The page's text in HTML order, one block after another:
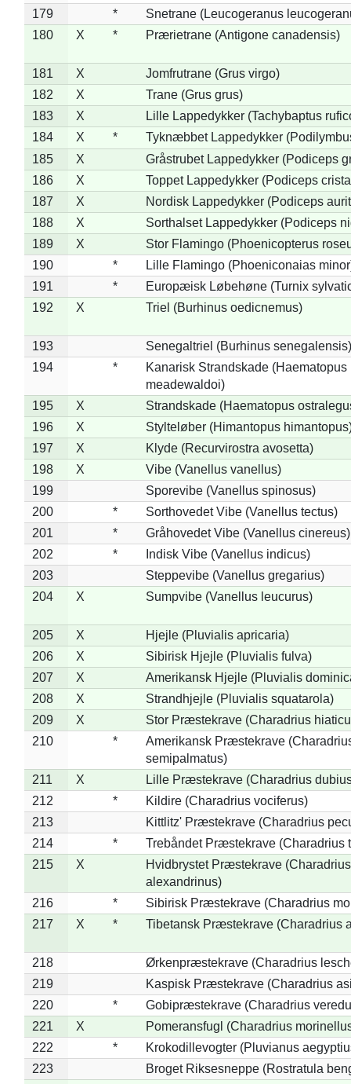
179
*
Snetrane (Leucogeranus
180
X * Prærietrane (Antigone canadensis)
181 X
Jomfrutrane (Grus virgo)
182
X
Trane (Grus grus)
183
X
Lille Lappedykker (Tachybaptus
184
X *
Tyknæbbet Lappedykker
185
X
Gråstrubet Lappedykker (Podiceps
186
X
Toppet Lappedykker (Podiceps
187
X
Nordisk Lappedykker (Podiceps
188
X
Sorthalset Lappedykker (Podiceps
189
X
Stor Flamingo (Phoenicopterus
190
*
Lille Flamingo (Phoeniconaias
191
*
Europæisk Løbehøne (Turnix
192
X Triel (Burhinus oedicnemus)
193
Senegaltriel (Burhinus senegalensis)
194
*
Kanarisk Strandskade (Haematopus
meadewaldoi)
195
X
Strandskade (Haematopus
196
X
Stylteløber (Himantopus
197
X
Klyde (Recurvirostra avosetta)
198
X
Vibe (Vanellus vanellus)
199
Sporevibe (Vanellus spinosus)
200
*
Sorthovedet Vibe (Vanellus tectus)
201
*
Gråhovedet Vibe (Vanellus cinereus)
202
*
Indisk Vibe (Vanellus indicus)
203
Steppevibe (Vanellus gregarius)
204
X Sumpvibe (Vanellus leucurus)
205 X
Hjejle (Pluvialis apricaria)
206
X
Sibirisk Hjejle (Pluvialis fulva)
207
X
Amerikansk Hjejle (Pluvialis
208
X
Strandhjejle (Pluvialis squatarola)
209
X
Stor Præstekrave (Charadrius
210
*
Amerikansk Præstekrave
semipalmatus)
211
X
Lille Præstekrave (Charadrius
212
*
Kildire (Charadrius vociferus)
213
Kittlitz' Præstekrave (Charadrius
214
*
Trebåndet Præstekrave (Charadrius
215
X
Hvidbrystet Præstekrave (Charadrius
alexandrinus)
216
*
Sibirisk Præstekrave (Charadrius
217
X * Tibetansk Præstekrave (Charadrius
218
Ørkenpræstekrave (Charadrius
219
Kaspisk Præstekrave (Charadrius
220
*
Gobipræstekrave (Charadrius
221
X
Pomeransfugl (Charadrius
222
*
Krokodillevogter (Pluvianus
223
Broget Riksesneppe (Rostratula